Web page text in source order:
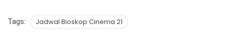
Tags: Jadwal Bioskop Cinema 21